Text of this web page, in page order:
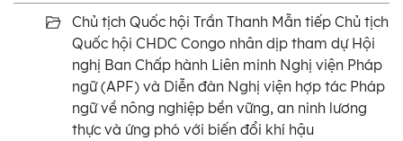
Chủ tịch Quốc hội Trần Thanh Mẫn tiếp Chủ tịch
Quốc hội CHDC Congo nhân dịp tham dự Hội
nghị Ban Chấp hành Liên minh Nghị viện Pháp
ngữ (APF) và Diễn đàn Nghị viện hợp tác Pháp
ngữ về nông nghiệp bền vững, an ninh lương
thực và ứng phó với biến đổi khí hậu